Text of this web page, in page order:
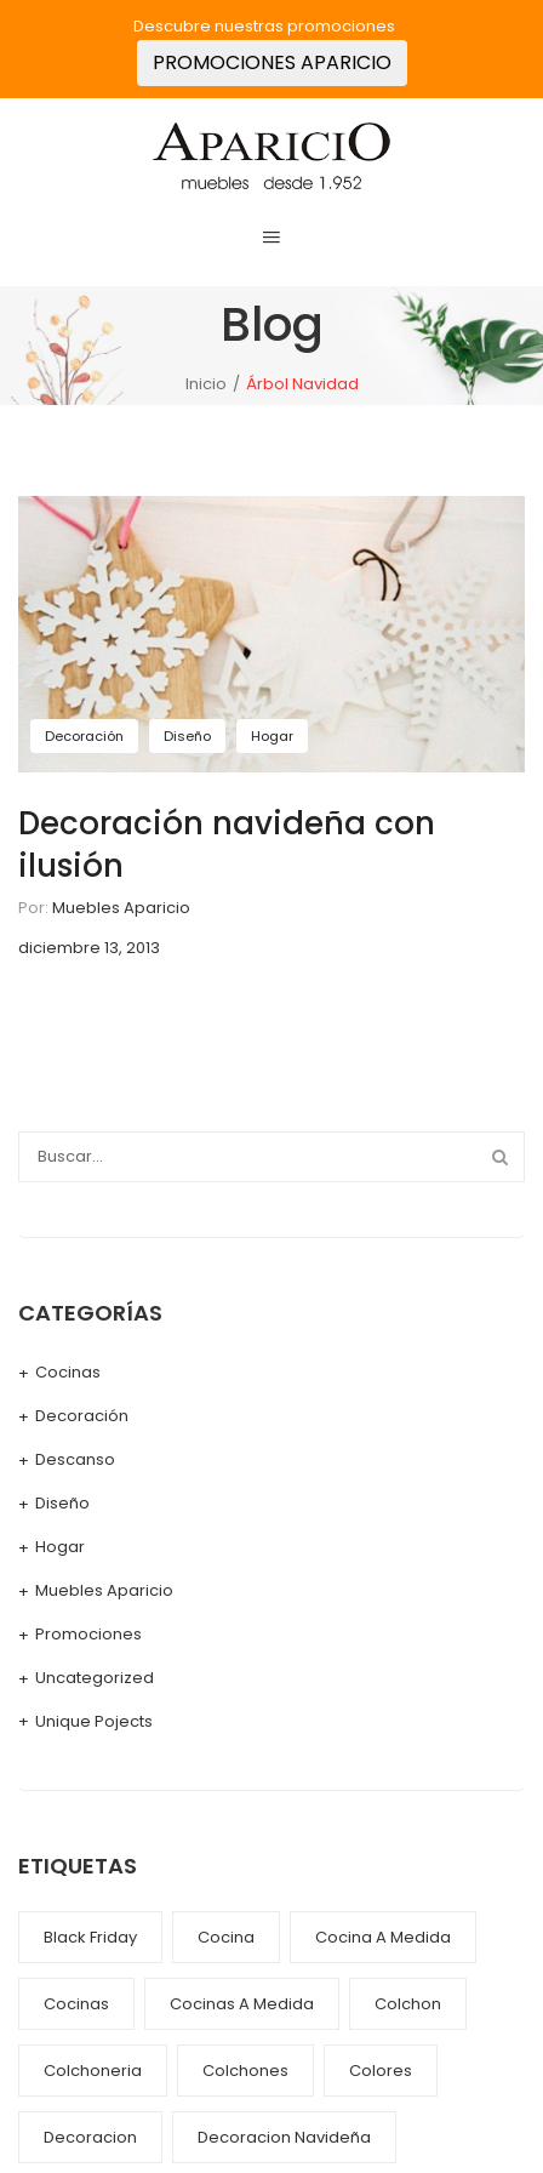
Descubre nuestras promociones
PROMOCIONES APARICIO
Blog
Inicio / Árbol Navidad
Decoración Diseño Hogar
Decoración navideña con
ilusión
Por: Muebles Aparicio
diciembre 13, 2013
CATEGORÍAS
Cocinas
Decoración
Descanso
Diseño
Hogar
Muebles Aparicio
Promociones
Uncategorized
Unique Pojects
ETIQUETAS
Black Friday Cocina Cocina A Medida
Cocinas Cocinas A Medida Colchon
Colchoneria Colchones Colores
Decoracion Decoracion Navideña